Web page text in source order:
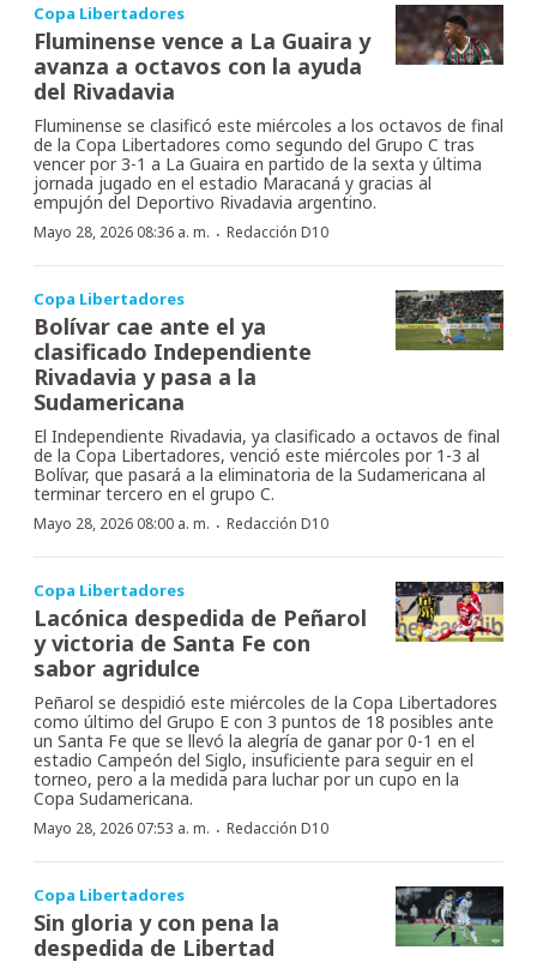
Copa Libertadores
Fluminense vence a La Guaira y
avanza a octavos con la ayuda
del Rivadavia
Fluminense se clasificó este miércoles a los octavos de final
de la Copa Libertadores como segundo del Grupo C tras
vencer por 3-1 a La Guaira en partido de la sexta y última
jornada jugado en el estadio Maracaná y gracias al
empujón del Deportivo Rivadavia argentino.
Mayo 28, 2026 08:36 a. m. · Redacción D10
Copa Libertadores
Bolívar cae ante el ya
clasificado Independiente
Rivadavia y pasa a la
Sudamericana
El Independiente Rivadavia, ya clasificado a octavos de final
de la Copa Libertadores, venció este miércoles por 1-3 al
Bolívar, que pasará a la eliminatoria de la Sudamericana al
terminar tercero en el grupo C.
Mayo 28, 2026 08:00 a. m. · Redacción D10
Copa Libertadores
Lacónica despedida de Peñarol
y victoria de Santa Fe con
sabor agridulce
Peñarol se despidió este miércoles de la Copa Libertadores
como último del Grupo E con 3 puntos de 18 posibles ante
un Santa Fe que se llevó la alegría de ganar por 0-1 en el
estadio Campeón del Siglo, insuficiente para seguir en el
torneo, pero a la medida para luchar por un cupo en la
Copa Sudamericana.
Mayo 28, 2026 07:53 a. m. · Redacción D10
Copa Libertadores
Sin gloria y con pena la
despedida de Libertad